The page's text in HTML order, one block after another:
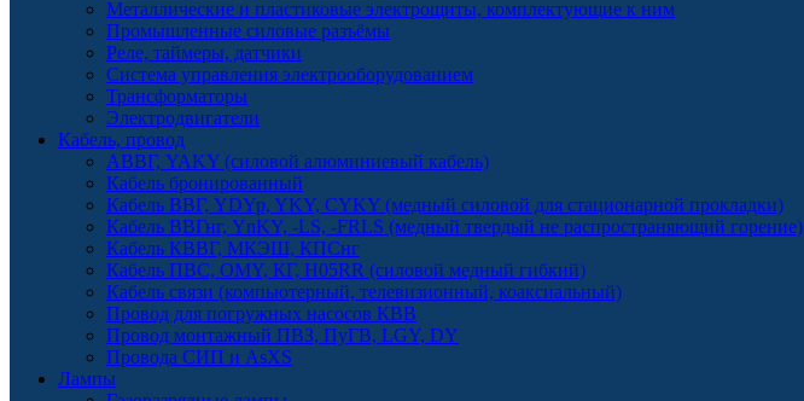
Металлические и пластиковые электрощиты, комплектующие к ним
Промышленные силовые разъёмы
Реле, таймеры, датчики
Система управления электрооборудованием
Трансформаторы
Электродвигатели
Кабель, провод
АВВГ, YAKY (силовой алюминиевый кабель)
Кабель бронированный
Кабель ВВГ, YDYp, YKY, CYKY (медный силовой для стационарной прокладки)
Кабель ВВГнг, YnKY, -LS, -FRLS (медный твердый не распространяющий горение)
Кабель КВВГ, МКЭШ, КПСнг
Кабель ПВС, OMY, КГ, H05RR (силовой медный гибкий)
Кабель связи (компьютерный, телевизионный, коаксиальный)
Провод для погружных насосов КВВ
Провод монтажный ПВЗ, ПуГВ, LGY, DY
Провода СИП и AsXS
Лампы